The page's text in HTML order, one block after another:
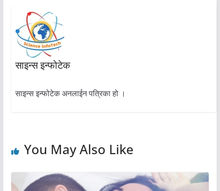
साइन्स इन्फोटेक
साइन्स इन्फोटेक अनलाईन पत्रिका हो ।
You May Also Like